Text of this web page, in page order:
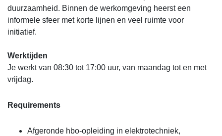
duurzaamheid. Binnen de werkomgeving heerst een
informele sfeer met korte lijnen en veel ruimte voor
initiatief.
Werktijden
Je werkt van 08:30 tot 17:00 uur, van maandag tot en met
vrijdag.
Requirements
Afgeronde hbo-opleiding in elektrotechniek,